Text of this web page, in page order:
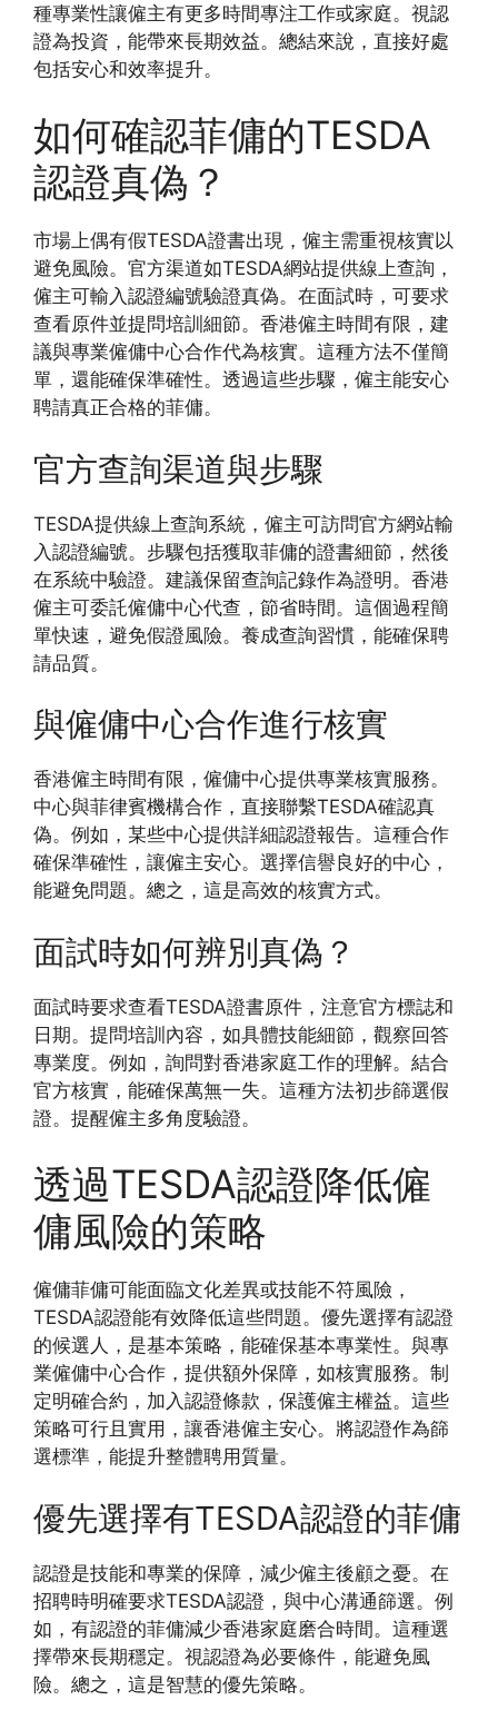
種專業性讓僱主有更多時間專注工作或家庭。視認
證為投資，能帶來長期效益。總結來說，直接好處
包括安心和效率提升。
如何確認菲傭的TESDA
認證真偽？
市場上偶有假TESDA證書出現，僱主需重視核實以
避免風險。官方渠道如TESDA網站提供線上查詢，
僱主可輸入認證編號驗證真偽。在面試時，可要求
查看原件並提問培訓細節。香港僱主時間有限，建
議與專業僱傭中心合作代為核實。這種方法不僅簡
單，還能確保準確性。透過這些步驟，僱主能安心
聘請真正合格的菲傭。
官方查詢渠道與步驟
TESDA提供線上查詢系統，僱主可訪問官方網站輸
入認證編號。步驟包括獲取菲傭的證書細節，然後
在系統中驗證。建議保留查詢記錄作為證明。香港
僱主可委託僱傭中心代查，節省時間。這個過程簡
單快速，避免假證風險。養成查詢習慣，能確保聘
請品質。
與僱傭中心合作進行核實
香港僱主時間有限，僱傭中心提供專業核實服務。
中心與菲律賓機構合作，直接聯繫TESDA確認真
偽。例如，某些中心提供詳細認證報告。這種合作
確保準確性，讓僱主安心。選擇信譽良好的中心，
能避免問題。總之，這是高效的核實方式。
面試時如何辨別真偽？
面試時要求查看TESDA證書原件，注意官方標誌和
日期。提問培訓內容，如具體技能細節，觀察回答
專業度。例如，詢問對香港家庭工作的理解。結合
官方核實，能確保萬無一失。這種方法初步篩選假
證。提醒僱主多角度驗證。
透過TESDA認證降低僱
傭風險的策略
僱傭菲傭可能面臨文化差異或技能不符風險，
TESDA認證能有效降低這些問題。優先選擇有認證
的候選人，是基本策略，能確保基本專業性。與專
業僱傭中心合作，提供額外保障，如核實服務。制
定明確合約，加入認證條款，保護僱主權益。這些
策略可行且實用，讓香港僱主安心。將認證作為篩
選標準，能提升整體聘用質量。
優先選擇有TESDA認證的菲傭
認證是技能和專業的保障，減少僱主後顧之憂。在
招聘時明確要求TESDA認證，與中心溝通篩選。例
如，有認證的菲傭減少香港家庭磨合時間。這種選
擇帶來長期穩定。視認證為必要條件，能避免風
險。總之，這是智慧的優先策略。